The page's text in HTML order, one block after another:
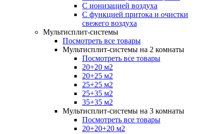
С ионизацией воздуха
С функцией притока и очистки
свежего воздуха
Мультисплит-системы
Посмотреть все товары
Мультисплит-системы на 2 комнаты
Посмотреть все товары
20+20 м2
20+25 м2
25+25 м2
25+35 м2
35+35 м2
Мультисплит-системы на 3 комнаты
Посмотреть все товары
20+20+20 м2